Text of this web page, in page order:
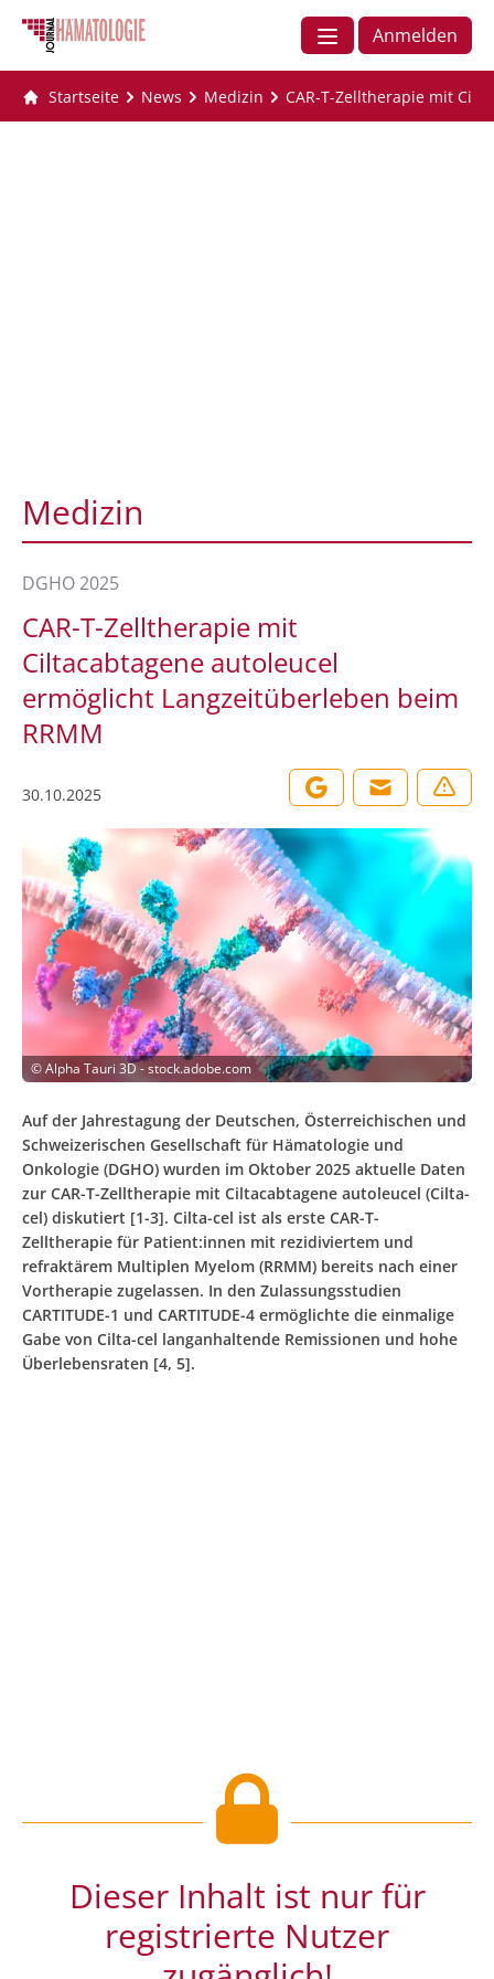
Anmelden
Startseite News Medizin CAR-T-Zelltherapie mit
Medizin
DGHO 2025
CAR-T-Zelltherapie mit
Ciltacabtagene autoleucel
ermöglicht Langzeitüberleben beim
RRMM
30.10.2025
©Alpha Tauri 3D - stock.adobe.com
Auf der Jahrestagung der Deutschen, Österreichischen und
Schweizerischen Gesellschaft für Hämatologie und
Onkologie (DGHO) wurden im Oktober 2025 aktuelle Daten
zur CAR-T-Zelltherapie mit Ciltacabtagene autoleucel (Cilta-
cel) diskutiert [1-3]. Cilta-cel ist als erste CAR-T-
Zelltherapie für Patient:innen mit rezidiviertem und
refraktärem Multiplen Myelom (RRMM) bereits nach einer
Vortherapie zugelassen. In den Zulassungsstudien
CARTITUDE-1 und CARTITUDE-4 ermöglichte die einmalige
Gabe von Cilta-cel langanhaltende Remissionen und hohe
Überlebensraten [4, 5].
Dieser Inhalt ist nur für
registrierte Nutzer